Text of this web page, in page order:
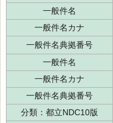
一般件名
一般件名カナ
一般件名典拠番号
一般件名
一般件名カナ
一般件名典拠番号
分類：都立NDC10版